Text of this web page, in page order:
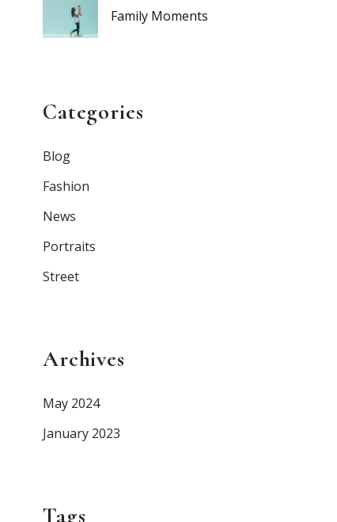
Family Moments
Categories
Blog
Fashion
News
Portraits
Street
Archives
May 2024
January 2023
Tags